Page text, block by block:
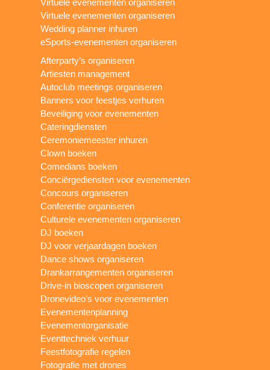
Virtuele evenementen organiseren
Virtuele evenementen organiseren
Wedding planner inhuren
eSports-evenementen organiseren
Afterparty’s organiseren
Artiesten management
Autoclub meetings organiseren
Banners voor feestjes verhuren
Beveiliging voor evenementen
Cateringdiensten
Ceremoniemeester inhuren
Clown boeken
Comedians boeken
Conciërgediensten voor evenementen
Concours organiseren
Conferentie organiseren
Culturele evenementen organiseren
DJ boeken
DJ voor verjaardagen boeken
Dance shows organiseren
Drankarrangementen organiseren
Drive-in bioscopen organiseren
Dronevideo’s voor evenementen
Evenementenplanning
Evenementorganisatie
Eventtechniek verhuur
Feestfotografie regelen
Fotografie met drones